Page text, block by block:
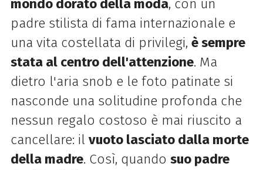
mondo dorato della moda, con un
padre stilista di fama internazionale e
una vita costellata di privilegi, è sempre
stata al centro dell'attenzione. Ma
dietro l'aria snob e le foto patinate si
nasconde una solitudine profonda che
nessun regalo costoso è mai riuscito a
cancellare: il vuoto lasciato dalla morte
della madre. Così, quando suo padre